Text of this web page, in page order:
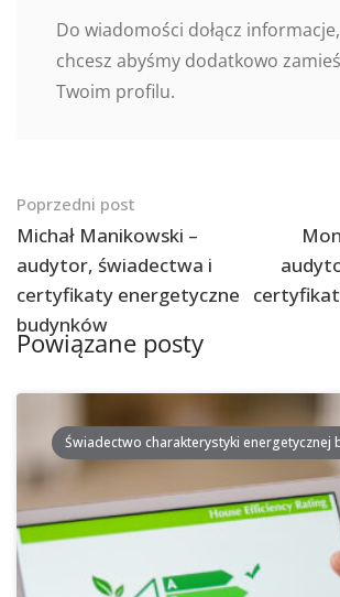
Do wiadomości dołącz
chcesz abyśmy dodatkowo
Twoim profilu.
Nawigacja
po
postach
Poprzedni post
Michał Manikowski –
audytor, świadectwa i
certyfikaty energetyczne
budynków
Powiązane posty
Świadectwo charakterystyki energetycznej